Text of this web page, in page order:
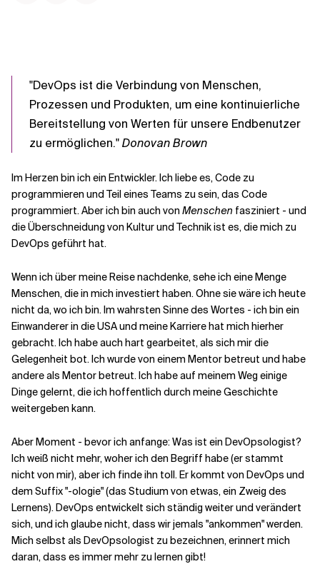
Verwandte Themen
"DevOps ist die Verbindung von Menschen,
Prozessen und Produkten, um eine kontinuierliche
Bereitstellung von Werten für unsere Endbenutzer
zu ermöglichen."Donovan Brown
Im Herzen bin ich ein Entwickler. Ich liebe es, Code zu
programmieren und Teil eines Teams zu sein, das Code
programmiert. Aber ich bin auch von Menschen fasziniert - und
die Überschneidung von Kultur und Technik ist es, die mich zu
DevOps geführt hat.
Wenn ich über meine Reise nachdenke, sehe ich eine Menge
Menschen, die in mich investiert haben. Ohne sie wäre ich heute
nicht da, wo ich bin. Im wahrsten Sinne des Wortes - ich bin ein
Einwanderer in die USA und meine Karriere hat mich hierher
gebracht. Ich habe auch hart gearbeitet, als sich mir die
Gelegenheit bot. Ich wurde von einem Mentor betreut und habe
andere als Mentor betreut. Ich habe auf meinem Weg einige
Dinge gelernt, die ich hoffentlich durch meine Geschichte
weitergeben kann.
Aber Moment - bevor ich anfange: Was ist ein DevOpsologist?
Ich weiß nicht mehr, woher ich den Begriff habe (er stammt
nicht von mir), aber ich finde ihn toll. Er kommt von DevOps und
dem Suffix "-ologie" (das Studium von etwas, ein Zweig des
Lernens). DevOps entwickelt sich ständig weiter und verändert
sich, und ich glaube nicht, dass wir jemals "ankommen" werden.
Mich selbst als DevOpsologist zu bezeichnen, erinnert mich
daran, dass es immer mehr zu lernen gibt!